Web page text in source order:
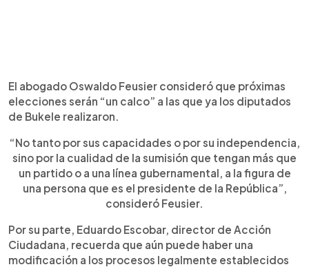
El abogado Oswaldo Feusier consideró que próximas
elecciones serán “un calco” a las que ya los diputados
de Bukele realizaron.
“No tanto por sus capacidades o por su independencia,
sino por la cualidad de la sumisión que tengan más que
un partido o a una línea gubernamental, a la figura de
una persona que es el presidente de la República”,
consideró Feusier.
Por su parte, Eduardo Escobar, director de Acción
Ciudadana, recuerda que aún puede haber una
modificación a los procesos legalmente establecidos